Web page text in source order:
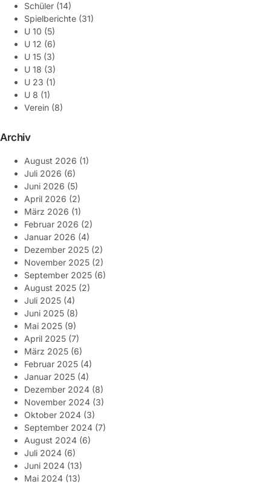
Schüler (14)
Spielberichte (31)
U 10 (5)
U 12 (6)
U 15 (3)
U 18 (3)
U 23 (1)
U 8 (1)
Verein (8)
Archiv
August 2026 (1)
Juli 2026 (6)
Juni 2026 (5)
April 2026 (2)
März 2026 (1)
Februar 2026 (2)
Januar 2026 (4)
Dezember 2025 (2)
November 2025 (2)
September 2025 (6)
August 2025 (2)
Juli 2025 (4)
Juni 2025 (8)
Mai 2025 (9)
April 2025 (7)
März 2025 (6)
Februar 2025 (4)
Januar 2025 (4)
Dezember 2024 (8)
November 2024 (3)
Oktober 2024 (3)
September 2024 (7)
August 2024 (6)
Juli 2024 (6)
Juni 2024 (13)
Mai 2024 (13)